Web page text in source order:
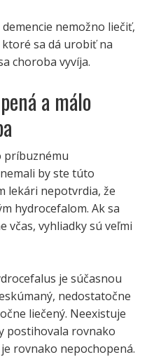
nemožno liečiť,
sa dá urobiť na
choroba vyvíja.
a málo
príbuznému
by ste túto
lekári nepotvrdia, že
hydrocefalom. Ak sa
včas, vyhliadky sú veľmi
je súčasnou
nedostatočne
liečený. Neexistuje
postihovala rovnako
rovnako nepochopená.